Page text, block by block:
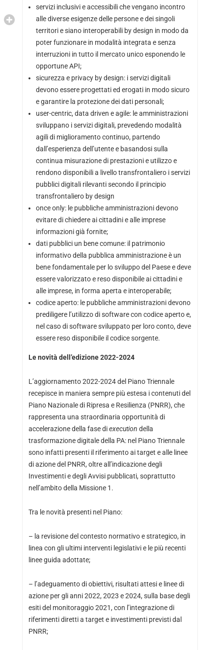
servizi inclusivi e accessibili che vengano incontro
alle diverse esigenze delle persone e dei singoli
territori e siano interoperabili by design in modo da
poter funzionare in modalità integrata e senza
interruzioni in tutto il mercato unico esponendo le
opportune API;
sicurezza e privacy by design: i servizi digitali
devono essere progettati ed erogati in modo sicuro
e garantire la protezione dei dati personali;
user-centric, data driven e agile: le amministrazioni
sviluppano i servizi digitali, prevedendo modalità
agili di miglioramento continuo, partendo
dall’esperienza dell’utente e basandosi sulla
continua misurazione di prestazioni e utilizzo e
rendono disponibili a livello transfrontaliero i servizi
pubblici digitali rilevanti secondo il principio
transfrontaliero by design
once only: le pubbliche amministrazioni devono
evitare di chiedere ai cittadini e alle imprese
informazioni già fornite;
dati pubblici un bene comune: il patrimonio
informativo della pubblica amministrazione è un
bene fondamentale per lo sviluppo del Paese e deve
essere valorizzato e reso disponibile ai cittadini e
alle imprese, in forma aperta e interoperabile;
codice aperto: le pubbliche amministrazioni devono
prediligere l’utilizzo di software con codice aperto e,
nel caso di software sviluppato per loro conto, deve
essere reso disponibile il codice sorgente.
Le novità dell’edizione 2022-2024
L’aggiornamento 2022-2024 del Piano Triennale
recepisce in maniera sempre più estesa i contenuti del
Piano Nazionale di Ripresa e Resilienza (PNRR), che
rappresenta una straordinaria opportunità di
accelerazione della fase diexecution della
trasformazione digitale della PA: nel Piano Triennale
sono infatti presenti il riferimento ai target e alle linee
di azione del PNRR, oltre all’indicazione degli
Investimenti e degli Avvisi pubblicati, soprattutto
nell’ambito della Missione 1.
Tra le novità presenti nel Piano:
– la revisione del contesto normativo e strategico, in
linea con gli ultimi interventi legislativi e le più recenti
linee guida adottate;
– l’adeguamento di obiettivi, risultati attesi e linee di
azione per gli anni 2022, 2023 e 2024, sulla base degli
esiti del monitoraggio 2021, con l’integrazione di
riferimenti diretti a target e investimenti previsti dal
PNRR;